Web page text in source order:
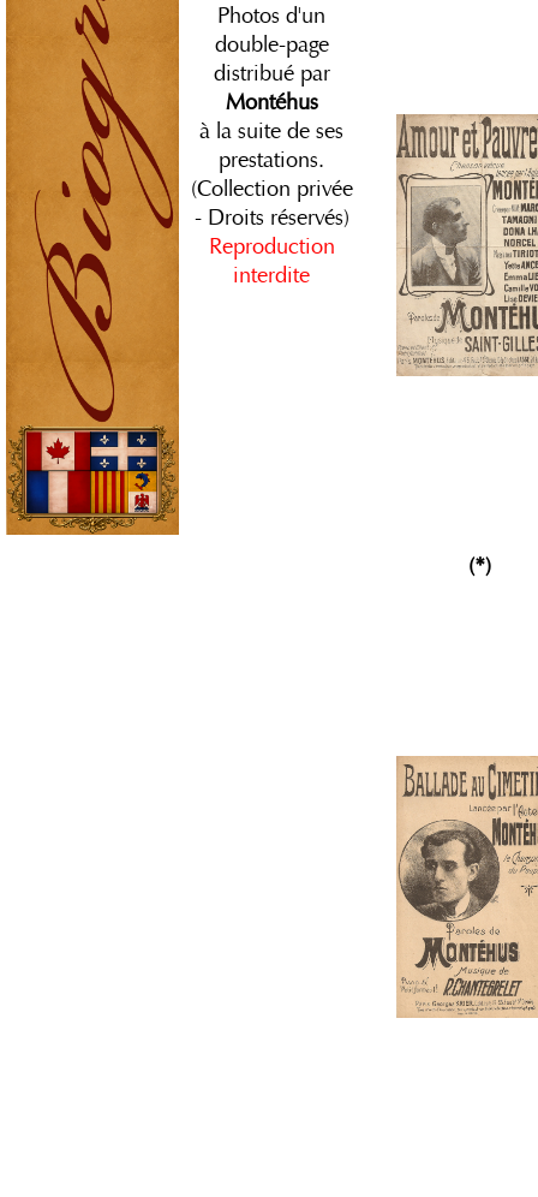
Photos d'un
double-page
distribué par
Montéhus
à la suite de ses
prestations.
(Collection privée
- Droits réservés)
Reproduction
interdite
(*)